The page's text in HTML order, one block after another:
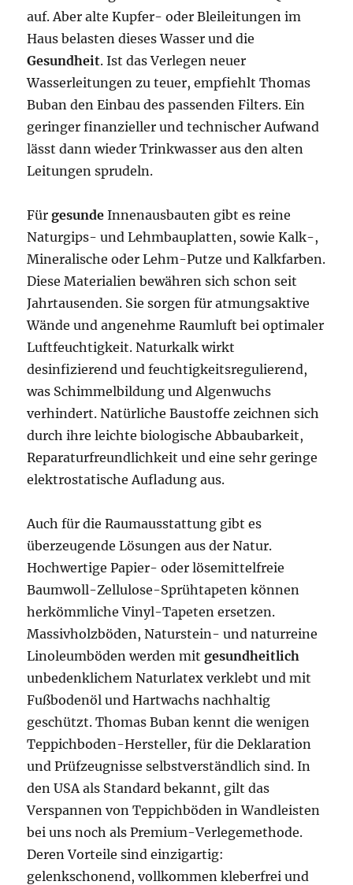
auf. Aber alte Kupfer- oder Bleileitungen im
Haus belasten dieses Wasser und die
Gesundheit. Ist das Verlegen neuer
Wasserleitungen zu teuer, empfiehlt Thomas
Buban den Einbau des passenden Filters. Ein
geringer finanzieller und technischer Aufwand
lässt dann wieder Trinkwasser aus den alten
Leitungen sprudeln.
Fürgesunde Innenausbauten gibt es reine
Naturgips- und Lehmbauplatten, sowie Kalk-,
Mineralische oder Lehm-Putze und Kalkfarben.
Diese Materialien bewähren sich schon seit
Jahrtausenden. Sie sorgen für atmungsaktive
Wände und angenehme Raumluft bei optimaler
Luftfeuchtigkeit. Naturkalk wirkt
desinfizierend und feuchtigkeitsregulierend,
was Schimmelbildung und Algenwuchs
verhindert. Natürliche Baustoffe zeichnen sich
durch ihre leichte biologische Abbaubarkeit,
Reparaturfreundlichkeit und eine sehr geringe
elektrostatische Aufladung aus.
Auch für die Raumausstattung gibt es
überzeugende Lösungen aus der Natur.
Hochwertige Papier- oder lösemittelfreie
Baumwoll-Zellulose-Sprühtapeten können
herkömmliche Vinyl-Tapeten ersetzen.
Massivholzböden, Naturstein- und naturreine
Linoleumböden werden mitgesundheitlich
unbedenklichem Naturlatex verklebt und mit
Fußbodenöl und Hartwachs nachhaltig
geschützt. Thomas Buban kennt die wenigen
Teppichboden-Hersteller, für die Deklaration
und Prüfzeugnisse selbstverständlich sind. In
den USA als Standard bekannt, gilt das
Verspannen von Teppichböden in Wandleisten
bei uns noch als Premium-Verlegemethode.
Deren Vorteile sind einzigartig:
gelenkschonend, vollkommen kleberfrei und